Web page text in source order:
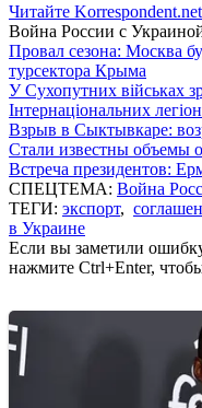
Читайте
Война России с
Провал сезона: Москва
турсектора Крыма
У Сухопутних військах
Інтернаціональних
Взрыв в Сыктывкаре:
Стали известны объемы
Встреча президентов:
СПЕЦТЕМА: Война
ТЕГИ: экспорт,
в Украине
Если вы заметили
нажмите Ctrl+Enter,